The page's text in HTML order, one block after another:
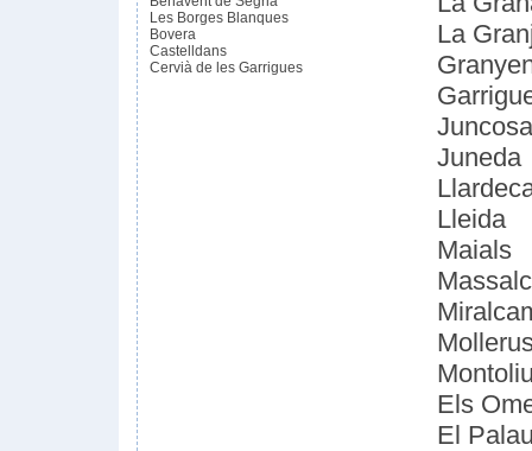
Les Borges Blanques
Bovera
Castelldans
Cervià de les Garrigues
La
Juncosa
Juneda
Lleida
Maials
Els
El